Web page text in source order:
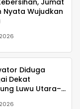
Jumat
Nyata Wujudkan
Diduga
Dekat
Luwu Utara–